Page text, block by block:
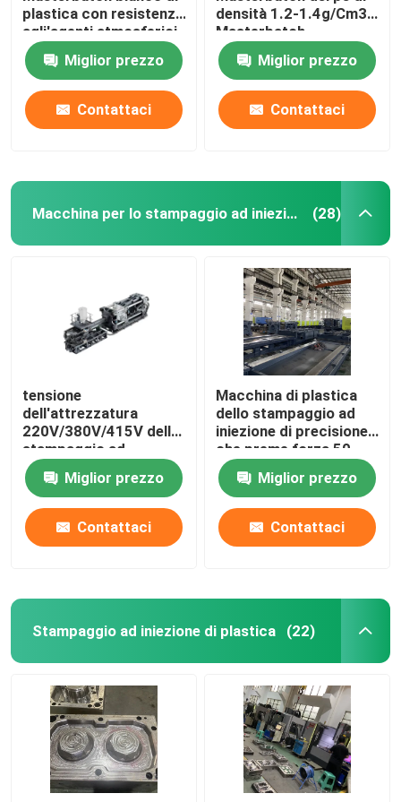
plastica con resistenza
agli'agenti atmosferici
migliorata
Miglior prezzo
Contattaci
densità 1.2-1.4g/Cm3
Masterbatch
Miglior prezzo
Contattaci
Macchina per lo stampaggio ad iniezione di materie plastiche (28)
tensione
dell'attrezzatura
220V/380V/415V dello
stampaggio ad
iniezione 50-4000T
Miglior prezzo
Contattaci
Macchina di plastica
dello stampaggio ad
iniezione di precisione
che preme forza 50-
4000T
Miglior prezzo
Contattaci
Stampaggio ad iniezione di plastica (22)